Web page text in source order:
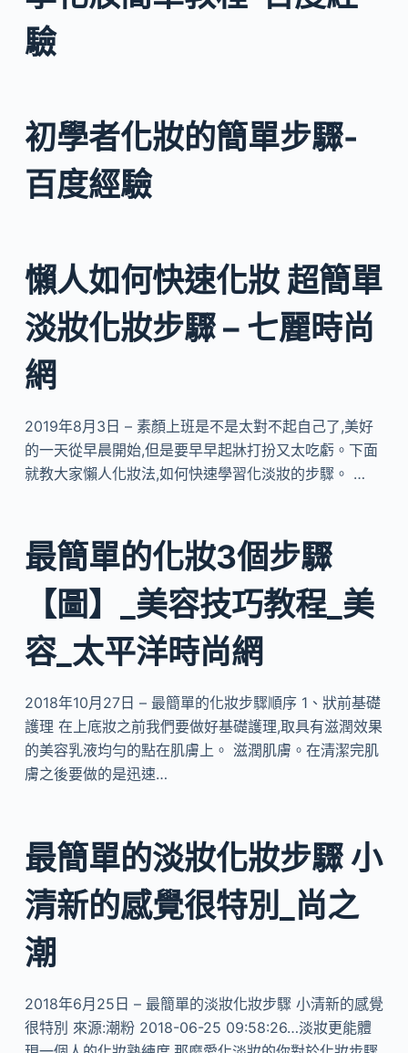
驗
初學者化妝的簡單步驟-
百度經驗
懶人如何快速化妝 超簡單
淡妝化妝步驟 – 七麗時尚
網
2019年8月3日 – 素顏上班是不是太對不起自己了,美好
的一天從早晨開始,但是要早早起牀打扮又太吃虧。下面
就教大家懶人化妝法,如何快速學習化淡妝的步驟。 …
最簡單的化妝3個步驟
【圖】_美容技巧教程_美
容_太平洋時尚網
2018年10月27日 – 最簡單的化妝步驟順序 1、狀前基礎
護理 在上底妝之前我們要做好基礎護理,取具有滋潤效果
的美容乳液均勻的點在肌膚上。 滋潤肌膚。在清潔完肌
膚之後要做的是迅速…
最簡單的淡妝化妝步驟 小
清新的感覺很特別_尚之
潮
2018年6月25日 – 最簡單的淡妝化妝步驟 小清新的感覺
很特別 來源:潮粉 2018-06-25 09:58:26…淡妝更能體